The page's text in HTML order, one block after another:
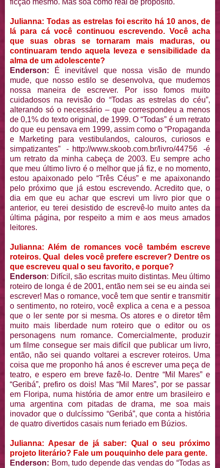
ficção mesmo. Mas soa como real de propósito.
Julianna: Todas as estrelas foi escrito há 10 anos, de
lá para cá você continuou escrevendo. Você acha
que suas obras se tornaram mais maduras, ou
continuaram tendo aquela leveza e sensibilidade da
alma de um adolescente?
Enderson: É inevitável que nossa visão de mundo
mude, que nosso estilo se desenvolva, que mudemos
nossa maneira de escrever. Por isso fomos muito
cuidadosos na revisão do “Todas as estrelas do céu”,
alterando só o necessário – que correspondeu a menos
de 0,1% do texto original, de 1999. O “Todas” é um retrato
do que eu pensava em 1999, assim como o “Propaganda
e Marketing para vestibulandos, calouros, curiosos e
simpatizantes” - http://www.skoob.com.br/livro/44756 -é
um retrato da minha cabeça de 2003. Eu sempre acho
que meu último livro é o melhor que já fiz, e no momento,
estou apaixonado pelo “Três Céus” e me apaixonando
pelo próximo que já estou escrevendo. Acredito que, o
dia em que eu achar que escrevi um livro pior que o
anterior, eu terei desistido de escrevê-lo muito antes da
última página, por respeito a mim e aos meus amados
leitores.
Julianna: Além de romances você também escreve
roteiros. Qual deles você prefere escrever? Dentre os
que escreveu qual o seu favorito, e porque?
Enderson: Difícil, são escritas muito distintas. Meu último
roteiro de longa é de 2001, então nem sei se eu ainda sei
escrever! Mas o romance, você tem que sentir e transmitir
o sentimento, no roteiro, você explica a cena e a pessoa
que o ler sente por si mesma. Os atores e o diretor têm
muito mais liberdade num roteiro que o editor ou os
personagens num romance. Comercialmente, produzir
um filme consegue ser mais difícil que publicar um livro,
então, não sei quando voltarei a escrever roteiros. Uma
coisa que me proponho há anos é escrever uma peça de
teatro, e espero em breve fazê-lo. Dentre “Mil Mares” e
“Geribá”, prefiro os dois! Mas “Mil Mares”, por se passar
em Floripa, numa história de amor entre um brasileiro e
uma argentina com pitadas de drama, me soa mais
inovador que o dulcíssimo “Geribá”, que conta a história
de quatro divertidos casais num feriado em Búzios.
Julianna: Apesar de já saber: Qual o seu próximo
projeto literário? Fale um pouquinho dele para gente.
Enderson: Bom, tudo depende das vendas do “Todas as